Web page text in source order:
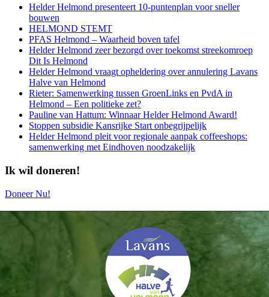
Helder Helmond presenteert 10-puntenplan voor sneller
bouwen
HELMOND STEMT
PFAS Helmond – Waarheid boven tafel
Helder Helmond zeer bezorgd over toekomst streekomroep
Dit Is Helmond
Helder Helmond vraagt opheldering over annulering Lavans
Halve van Helmond
Rieter: Samenwerking tussen GroenLinks en PvdA in
Helmond – Een politieke zet?
Pauline van Hattum: Winnaar Helder Helmond Award!
Stoppen subsidie Kansrijke Start onbegrijpelijk
Helder Helmond pleit voor regionale aanpak coffeeshops:
samenwerking met Eindhoven noodzakelijk
Ik wil doneren!
Doneer Nu!